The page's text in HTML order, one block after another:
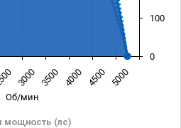
Об/мин
мощность (лс)
3000 3500 4000 4500 5000
0
100